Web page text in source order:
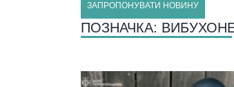
ЗАПРОПОНУВАТИ НОВИНУ
ПОЗНАЧКА: